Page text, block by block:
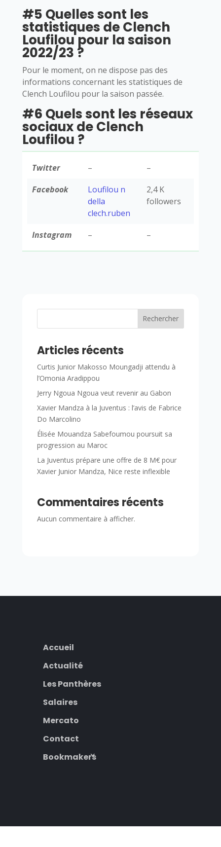
#5 Quelles sont les
statistiques de Clench
Loufilou pour la saison
2022/23 ?
Pour le moment, on ne dispose pas des
informations concernant les statistiques de
Clench Loufilou pour la saison passée.
#6 Quels sont les réseaux
sociaux de Clench
Loufilou ?
Twitter –
–
Facebook
Loufilou n
della
clech.ruben
2,4 K
followers
Instagram – –
Rechercher
Articles récents
Curtis Junior Makosso Moungadji attendu à
l’Omonia Aradippou
Jerry Ngoua Ngoua veut revenir au Gabon
Xavier Mandza à la Juventus : l’avis de Fabrice
Do Marcolino
Élisée Mouandza Sabefoumou poursuit sa
progression au Maroc
La Juventus prépare une offre de 8 M€ pour
Xavier Junior Mandza, Nice reste inflexible
Commentaires récents
Aucun commentaire à afficher.
Accueil
Actualité
Les Panthères
Salaires
Mercato
Contact
Bookmakers